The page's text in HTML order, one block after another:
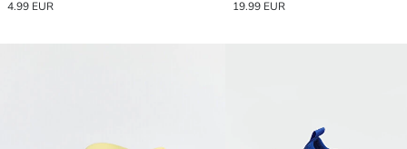
4.99 EUR 19.99 EUR